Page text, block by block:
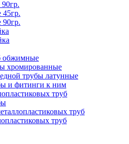
45гр.
90гр.
обжимные
хромированные
трубы латунные
и фитинги к ним
труб
труб
труб